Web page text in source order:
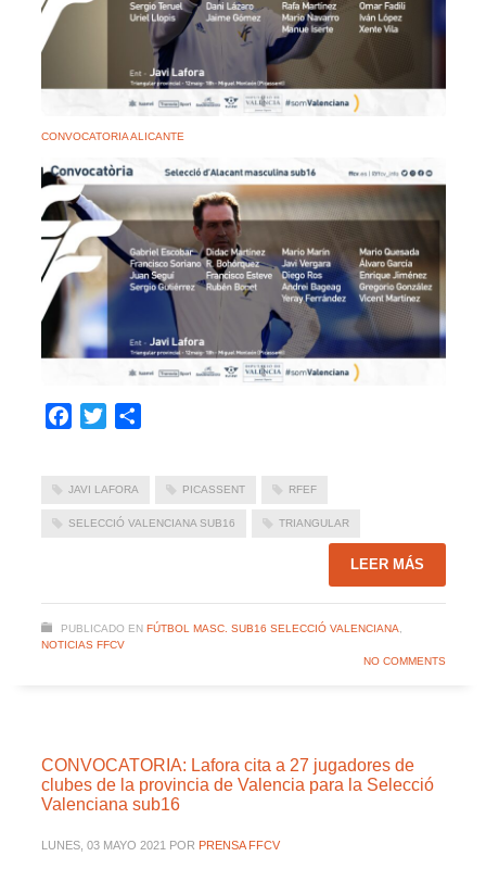
CONVOCATORIA ALICANTE
Facebook
Twitter
JAVI LAFORA PICASSENT RFEF
SELECCIÓ VALENCIANA SUB16 TRIANGULAR
LEER MÁS
PUBLICADO EN FÚTBOL MASC. SUB16 SELECCIÓ VALENCIANA,
NOTICIAS FFCV
NO COMMENTS
CONVOCATORIA: Lafora cita a 27 jugadores de
clubes de la provincia de Valencia para la Selecció
Valenciana sub16
LUNES, 03 MAYO 2021 POR PRENSA FFCV